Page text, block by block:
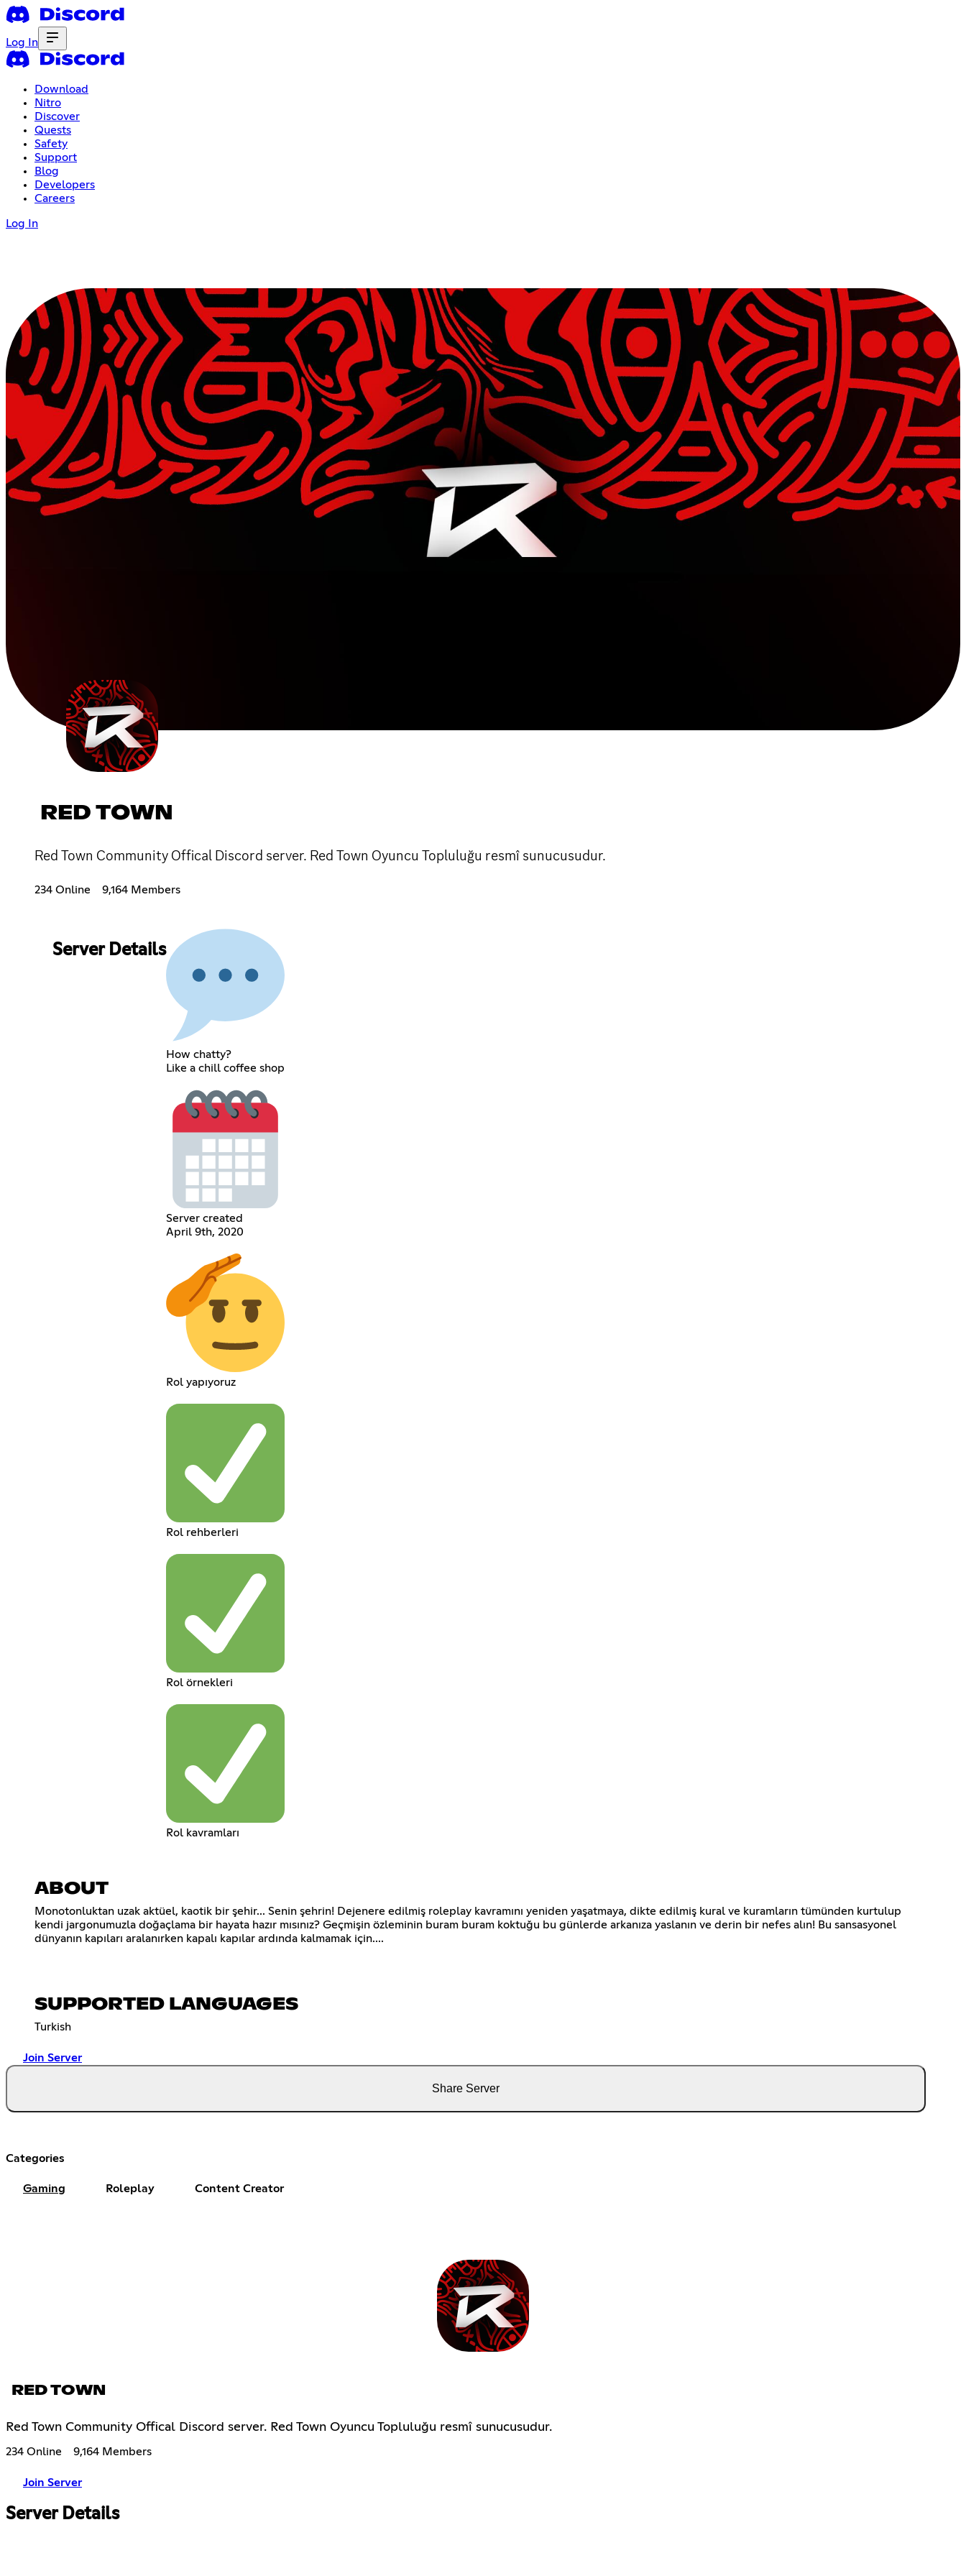
Log In
Download
Nitro
Discover
Quests
Safety
Support
Blog
Developers
Careers
Log In
RED TOWN
Red Town Community Offical Discord server. Red Town Oyuncu Topluluğu resmî sunucusudur.
234 Online 9,164 Members
Server Details
How chatty?
Like a chill coffee shop
Server created
April 9th, 2020
Rol yapıyoruz
Rol rehberleri
Rol örnekleri
Rol kavramları
ABOUT
Monotonluktan uzak aktüel, kaotik bir şehir... Senin şehrin! Dejenere edilmiş roleplay kavramını yeniden yaşatmaya, dikte edilmiş kural ve kuramların tümünden kurtulup
kendi jargonumuzla doğaçlama bir hayata hazır mısınız? Geçmişin özleminin buram buram koktuğu bu günlerde arkanıza yaslanın ve derin bir nefes alın! Bu sansasyonel
dünyanın kapıları aralanırken kapalı kapılar ardında kalmamak için....
SUPPORTED LANGUAGES
Turkish
Join Server
Share Server
Categories
Gaming Roleplay Content Creator
RED TOWN
Red Town Community Offical Discord server. Red Town Oyuncu Topluluğu resmî sunucusudur.
234 Online 9,164 Members
Join Server
Server Details